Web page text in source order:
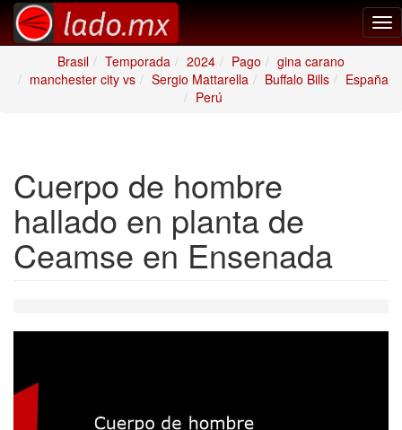
Brasil
Temporada 2024 Pago
gina carano
manchester city vs
Sergio Mattarella Buffalo Bills
España
Perú
Cuerpo de hombre
hallado en planta de
Ceamse en Ensenada